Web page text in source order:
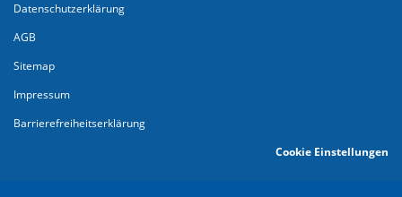
Datenschutzerklärung
AGB
Sitemap
Impressum
Barrierefreiheitserklärung
Cookie Einstellungen